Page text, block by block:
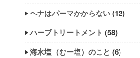
ヘナはパーマかからない(12)
ハーブトリートメント (58)
海水塩（むー塩）のこと (6)